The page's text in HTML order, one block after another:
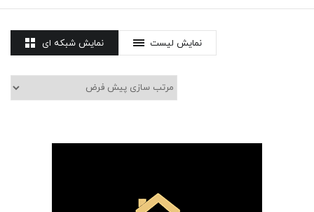
نمایش شبکه ای نمایش لیست